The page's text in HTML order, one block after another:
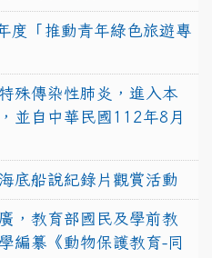
度「推動青年綠色旅遊專
殊傳染性肺炎，進入本
並自中華民國112年8月
底船說紀錄片觀賞活動
，教育部國民及學前教
編纂《動物保護教育-同